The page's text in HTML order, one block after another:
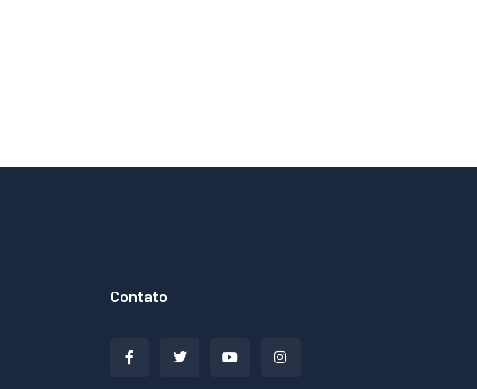
Contato